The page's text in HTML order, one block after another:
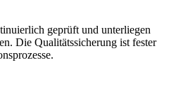
geprüft und unterliegen
Die Qualitätssicherung ist fester